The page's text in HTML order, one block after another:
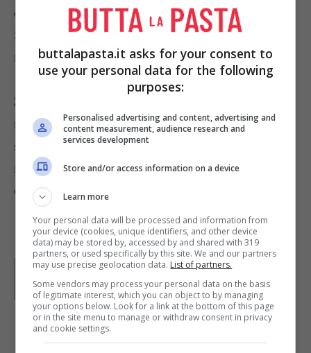
cospargete con 30 gr di zucchero a velo
Spruzzate colbrandye il succo di limee cuocete
nel forno caldo a 200° per 15 minuti.
3)
mescolatela con lo zucchero a velo restante, il
succo e la scorza di lime;
morbida ma integracon la crema al lime e
decorate con le foglie di
Parole diWaly
IN PRIMO PIANO
buttalapasta.it asks for your consent to
use your personal data for the following
purposes:
Personalised advertising and content, advertising and
content measurement, audience research and
services development
Store and/or access information on a device
Learn more
Your personal data will be processed and information from
your device (cookies, unique identifiers, and other device
data) may be stored by, accessed by and shared with 319
partners, or used specifically by this site. We and our partners
may use precise geolocation data. List of partners.
Some vendors may process your personal data on the basis
of legitimate interest, which you can object to by managing
your options below. Look for a link at the bottom of this page
or in the site menu to manage or withdraw consent in privacy
and cookie settings.